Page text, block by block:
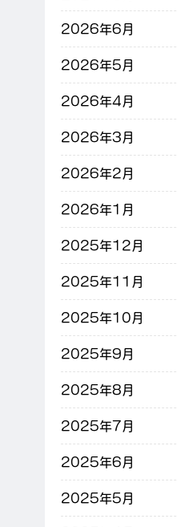
2026年6月
2026年5月
2026年4月
2026年3月
2026年2月
2026年1月
2025年12月
2025年11月
2025年10月
2025年9月
2025年8月
2025年7月
2025年6月
2025年5月